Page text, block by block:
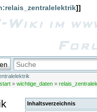
]]
Wiki im
start »wichtige_daten »
Inhaltsverzeichnis